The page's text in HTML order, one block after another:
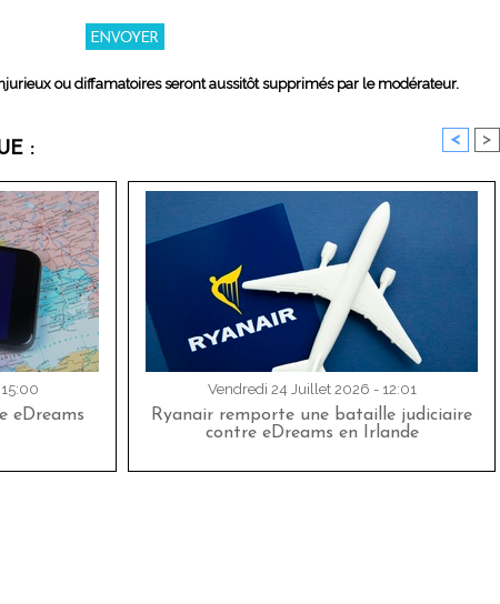
ou diffamatoires seront aussitôt supprimés par le modérateur.
: < >
eDreams
Vendredi 24 Juillet 2026 - 12:01
Ryanair remporte une bataille judiciaire
contre eDreams en Irlande